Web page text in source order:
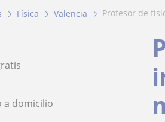
Física Valencia profesor de
a domicilio